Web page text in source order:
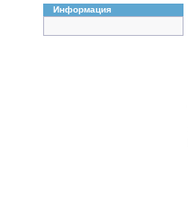
Информация